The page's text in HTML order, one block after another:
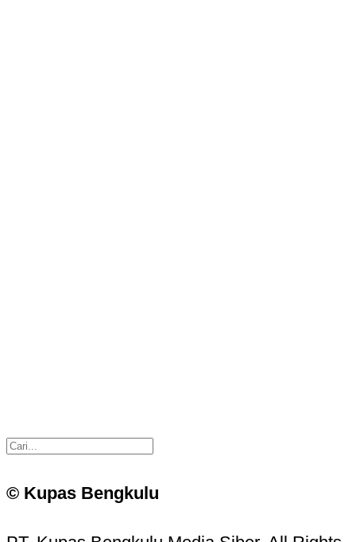
© Kupas Bengkulu